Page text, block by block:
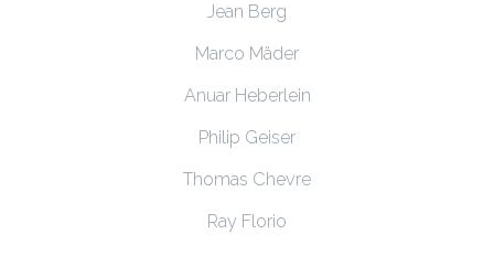
Jean Berg
Marco Mäder
Anuar Heberlein
Philip Geiser
Thomas Chevre
Ray Florio